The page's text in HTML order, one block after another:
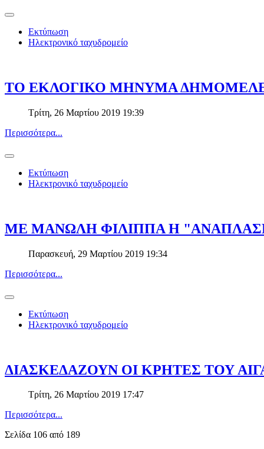
Εκτύπωση
Ηλεκτρονικό ταχυδρομείο
ΤΟ ΕΚΛΟΓΙΚΟ ΜΗΝΥΜΑ
Τρίτη, 26 Μαρτίου 2019 19:39
Περισσότερα...
Εκτύπωση
Ηλεκτρονικό ταχυδρομείο
ΜΕ ΜΑΝΩΛΗ ΦΙΛΙΠΠΑ Η
Παρασκευή, 29 Μαρτίου 2019 19:34
Περισσότερα...
Εκτύπωση
Ηλεκτρονικό ταχυδρομείο
ΔΙΑΣΚΕΔΑΖΟΥΝ ΟΙ ΚΡΗΤΕΣ ΤΟΥ
Τρίτη, 26 Μαρτίου 2019 17:47
Περισσότερα...
Σελίδα 106 από 189